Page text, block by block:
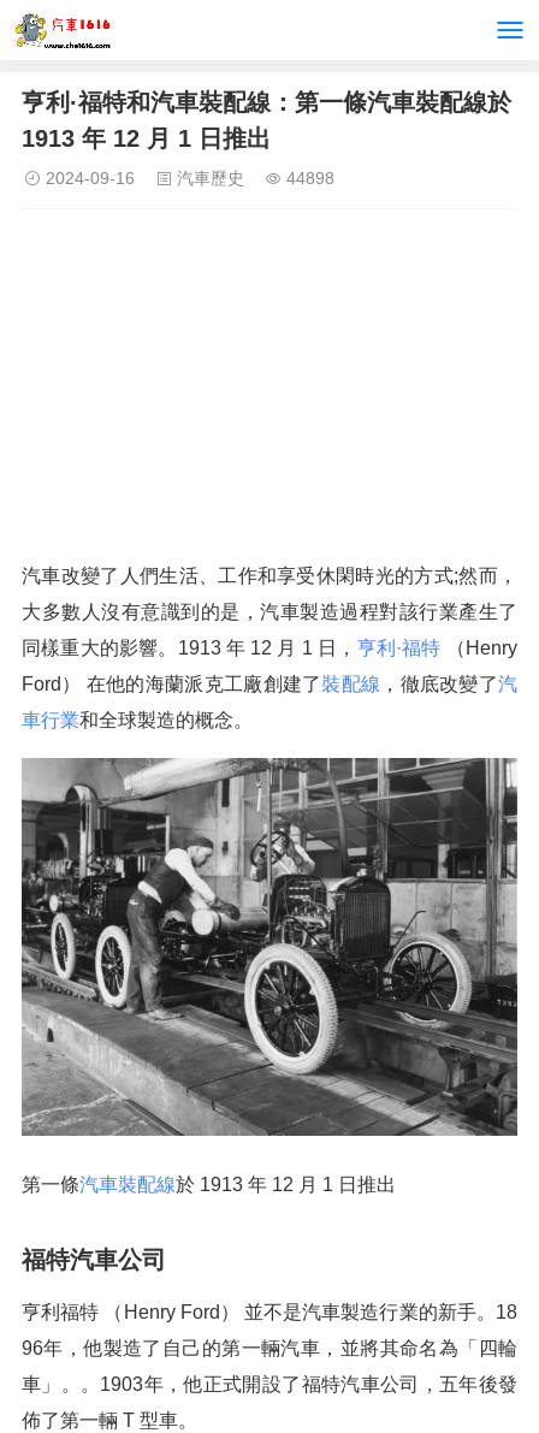
亨利·福特和汽車裝配線：第一條汽車裝配線於
1913 年 12 月 1 日推出
2024-09-16 汽車歷史 44898
汽車改變了人們生活、工作和享受休閑時光的方式;然而，
大多數人沒有意識到的是，汽車製造過程對該行業產生了
同樣重大的影響。1913 年 12 月 1 日， 亨利·福特 （Henry
Ford） 在他的海蘭派克工廠創建了裝配線 ，徹底改變了汽
車行業和全球製造的概念。
第一條汽車裝配線於 1913 年 12 月 1 日推出
福特汽車公司
亨利福特 （Henry Ford） 並不是汽車製造行業的新手。18
96年，他製造了自己的第一輛汽車，並將其命名為「四輪
車」。。1903年，他正式開設了福特汽車公司，五年後發
佈了第一輛 T 型車。